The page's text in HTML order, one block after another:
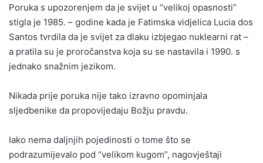
Poruka s upozorenjem da je svijet u “velikoj opasnosti”
stigla je 1985. – godine kada je Fatimska vidjelica Lucia dos
Santos tvrdila da je svijet za dlaku izbjegao nuklearni rat –
a pratila su je proročanstva koja su se nastavila i 1990. s
jednako snažnim jezikom.
Nikada prije poruka nije tako izravno opominjala
sljedbenike da propovijedaju Božju pravdu.
Iako nema daljnjih pojedinosti o tome što se
podrazumijevalo pod “velikom kugom”, nagovještaji